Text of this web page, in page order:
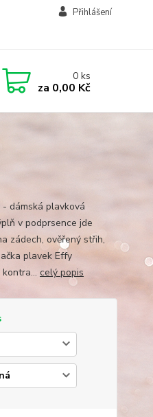
Přihlášení
0ks
za 0,00 Kč
dámská plavková
v podprsence jde
zádech, ověřený střih,
plavek Effy
celý popis